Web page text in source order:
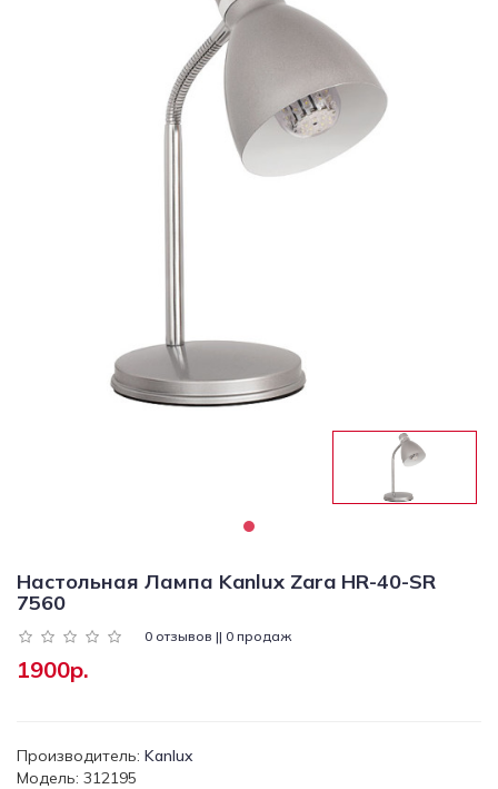
Электротовары
Настольная Лампа Kanlux Zara HR-40-SR
7560
0 отзывов || 0 продаж
1900р.
Производитель: Kanlux
Модель: 312195